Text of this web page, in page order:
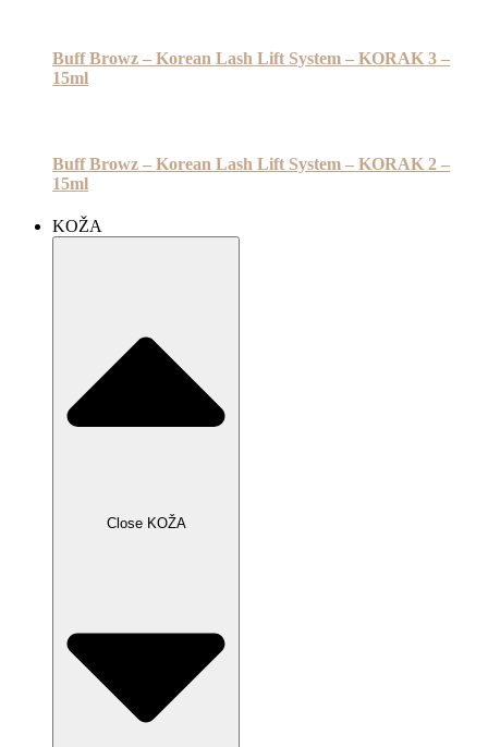
Buff Browz – Korean Lash Lift System – KORAK 3 –
15ml
Buff Browz – Korean Lash Lift System – KORAK 2 –
15ml
KOŽA
Close KOŽA